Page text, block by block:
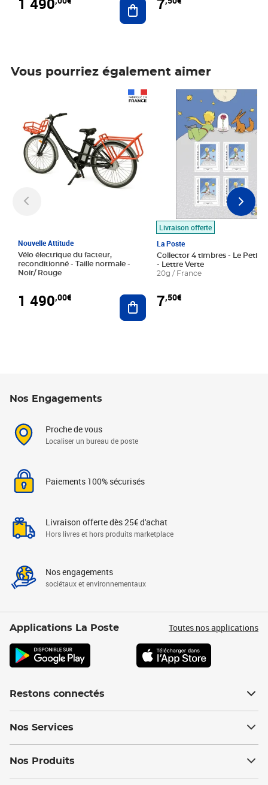
Vous pourriez également aimer
Nouvelle Attitude
Vélo électrique du facteur,
reconditionné - Taille normale -
Noir/ Rouge
1 490,00€ Ajouter au panier
Livraison offerte
La Poste
Collector 4 timbres - Le Petit
- Lettre Verte
20g / France
7,50€
Prix 7,50€
Nos Engagements
Proche de vous
Localiser un bureau de poste
Paiements 100% sécurisés
Livraison offerte dès 25€ d'achat
Hors livres et hors produits marketplace
Nos engagements
sociétaux et environnementaux
Applications La Poste Toutes nos applications
Restons connectés
Nos Services
Nos Produits